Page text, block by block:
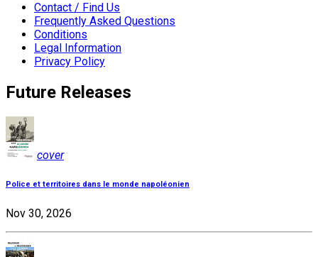
Contact / Find Us
Frequently Asked Questions
Conditions
Legal Information
Privacy Policy
Future Releases
cover
Police et territoires dans le monde napoléonien
Nov 30, 2026